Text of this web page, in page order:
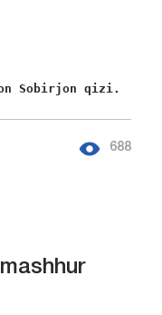
Sobirjon qizi.
688